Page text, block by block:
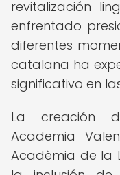
revitalización
enfrentado
diferentes
catalana ha
significativo en
La creación
Academia
Acadèmia de la